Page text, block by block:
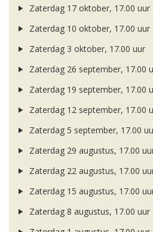
Zaterdag 17 oktober, 17.00 uur
Zaterdag 10 oktober, 17.00 uur
Zaterdag 3 oktober, 17.00 uur
Zaterdag 26 september, 17.00
Zaterdag 19 september, 17.00
Zaterdag 12 september, 17.00
Zaterdag 5 september, 17.00
Zaterdag 29 augustus, 17.00
Zaterdag 22 augustus, 17.00
Zaterdag 15 augustus, 17.00
Zaterdag 8 augustus, 17.00 uur